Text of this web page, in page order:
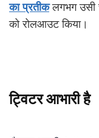
का प्रतीकलगभग उसी
को रोलआउट किया।
ट्विटर आभारी है